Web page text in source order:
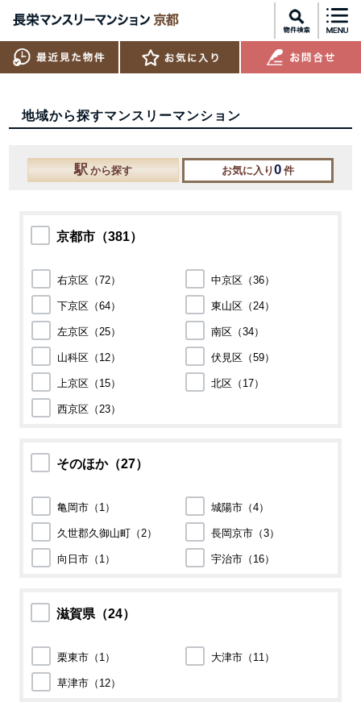
地域から探すマンスリーマンション
駅 から探す お気に入り0 件
京都市（381）
右京区（72）
下京区（64）
左京区（ 25）
山科区（ 12）
上京区（ 15）
西京区（ 23）
中京区（36）
東山区（ 24）
南区（34）
伏見区（59）
北区（ 17）
そのほか（27）
亀岡市（ 1 ）
久世郡久御山町（ 2）
向日市（ 1 ）
城陽市（4）
長岡京市（3）
宇治市（ 16）
滋賀県（24）
栗東市（ 1 ）
草津市（ 12）
大津市（ 11 ）